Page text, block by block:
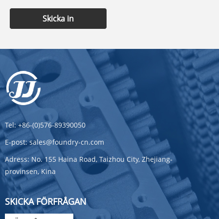
Skicka in
Tel: +86-(0)576-89390050
E-post: sales@foundry-cn.com
Adress: No. 155 Haina Road, Taizhou City, Zhejiang-
provinsen, Kina
SKICKA FÖRFRÅGAN